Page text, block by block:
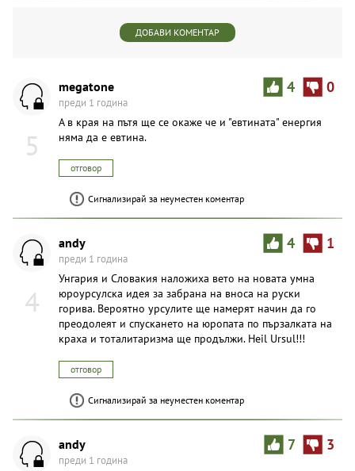
ДОБАВИ КОМЕНТАР
5
4 0
megatone
преди 1 година
А в края на пътя ще се окаже че и "евтината" енергия
няма да е евтина.
отговор
Сигнализирай за неуместен коментар
4
4 1
andy
преди 1 година
Унгария и Словакия наложиха вето на новата умна
юроурсулска идея за забрана на вноса на руски
горива. Вероятно урсулите ще намерят начин да го
преодолеят и спускането на юропата по пързалката на
краха и тоталитаризма ще продължи. Heil Ursul!!!
отговор
Сигнализирай за неуместен коментар
7 3
andy
преди 1 година